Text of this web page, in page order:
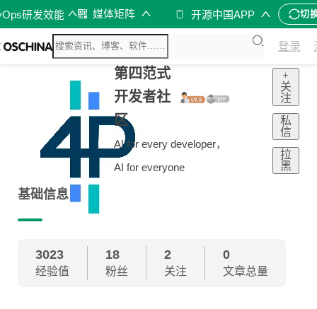
研发效能 媒体矩阵 开源中国APP 切
登录
第四范式
开发者社
区
AI for every developer，
AI for everyone
+
关
注
私
信
拉
黑
基础信息
3023
经验值
18
粉丝
2
关注
0
文章总量